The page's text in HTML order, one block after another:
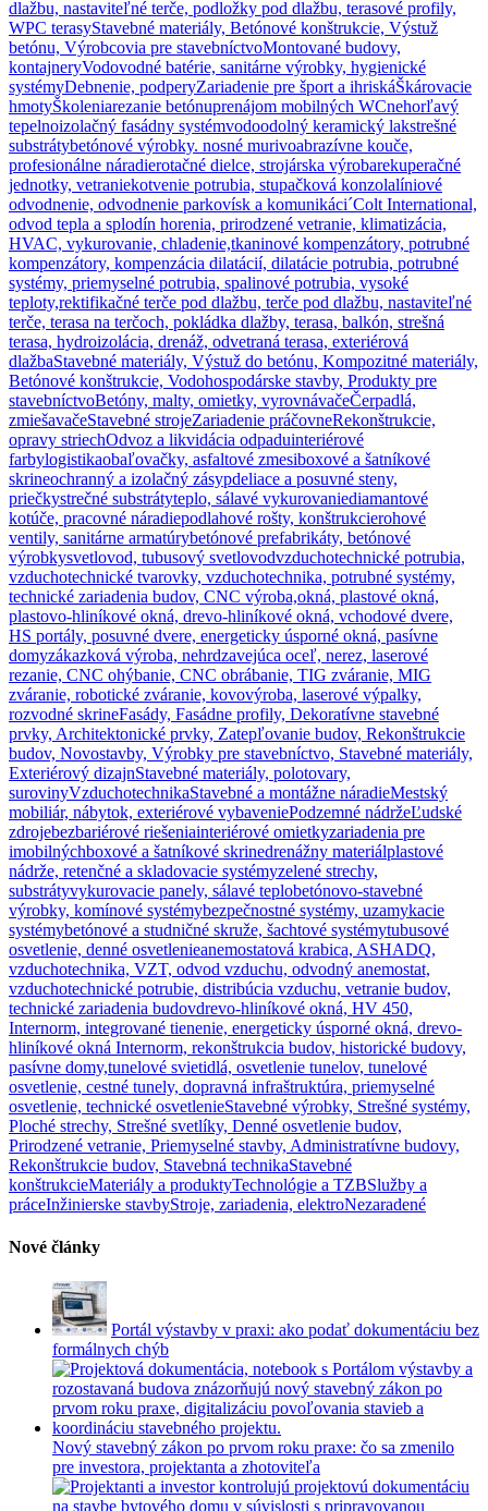
dlažbu, nastaviteľné terče, podložky pod dlažbu, terasové profily,
WPC terasyStavebné materiály, Betónové konštrukcie, Výstuž
betónu, Výrobcovia pre stavebníctvoMontované budovy,
kontajneryVodovodné batérie, sanitárne výrobky, hygienické
systémyDebnenie, podperyZariadenie pre šport a ihriskáŠkárovacie
hmotyŠkoleniarezanie betónuprenájom mobilných WCnehorľavý
tepelnoizolačný fasádny systémvodoodolný keramický lakstrešné
substrátybetónové výrobky. nosné murivoabrazívne kouče,
profesionálne náradierotačné dielce, strojárska výrobarekuperačné
jednotky, vetraniekotvenie potrubia, stupačková konzolalíniové
odvodnenie, odvodnenie parkovísk a komunikáci´Colt International,
odvod tepla a splodín horenia, prirodzené vetranie, klimatizácia,
HVAC, vykurovanie, chladenie,tkaninové kompenzátory, potrubné
kompenzátory, kompenzácia dilatácií, dilatácie potrubia, potrubné
systémy, priemyselné potrubia, spalinové potrubia, vysoké
teploty,rektifikačné terče pod dlažbu, terče pod dlažbu, nastaviteľné
terče, terasa na terčoch, pokládka dlažby, terasa, balkón, strešná
terasa, hydroizolácia, drenáž, odvetraná terasa, exteriérová
dlažbaStavebné materiály, Výstuž do betónu, Kompozitné materiály,
Betónové konštrukcie, Vodohospodárske stavby, Produkty pre
stavebníctvoBetóny, malty, omietky, vyrovnávačeČerpadlá,
zmiešavačeStavebné strojeZariadenie práčovneRekonštrukcie,
opravy striechOdvoz a likvidácia odpaduinteriérové
farbylogistikaobaľovačky, asfaltové zmesiboxové a šatníkové
skrineochranný a izolačný zásypdeliace a posuvné steny,
priečkystrečné substrátyteplo, sálavé vykurovaniediamantové
kotúče, pracovné náradiepodlahové rošty, konštrukcierohové
ventily, sanitárne armatúrybetónové prefabrikáty, betónové
výrobkysvetlovod, tubusový svetlovodvzduchotechnické potrubia,
vzduchotechnické tvarovky, vzduchotechnika, potrubné systémy,
technické zariadenia budov, CNC výroba,okná, plastové okná,
plastovo-hliníkové okná, drevo-hliníkové okná, vchodové dvere,
HS portály, posuvné dvere, energeticky úsporné okná, pasívne
domyzákazková výroba, nehrdzavejúca oceľ, nerez, laserové
rezanie, CNC ohýbanie, CNC obrábanie, TIG zváranie, MIG
zváranie, robotické zváranie, kovovýroba, laserové výpalky,
rozvodné skrineFasády, Fasádne profily, Dekoratívne stavebné
prvky, Architektonické prvky, Zatepľovanie budov, Rekonštrukcie
budov, Novostavby, Výrobky pre stavebníctvo, Stavebné materiály,
Exteriérový dizajnStavebné materiály, polotovary,
surovinyVzduchotechnikaStavebné a montážne náradieMestský
mobiliár, nábytok, exteriérové vybaveniePodzemné nádržeĽudské
zdrojebezbariérové riešeniainteriérové omietkyzariadenia pre
imobilnýchboxové a šatníkové skrinedrenážny materiálplastové
nádrže, retenčné a skladovacie systémyzelené strechy,
substrátyvykurovacie panely, sálavé teplobetónovo-stavebné
výrobky, komínové systémybezpečnostné systémy, uzamykacie
systémybetónové a studničné skruže, šachtové systémytubusové
osvetlenie, denné osvetlenieanemostatová krabica, ASHADQ,
vzduchotechnika, VZT, odvod vzduchu, odvodný anemostat,
vzduchotechnické potrubie, distribúcia vzduchu, vetranie budov,
technické zariadenia budovdrevo-hliníkové okná, HV 450,
Internorm, integrované tienenie, energeticky úsporné okná, drevo-
hliníkové okná Internorm, rekonštrukcia budov, historické budovy,
pasívne domy,tunelové svietidlá, osvetlenie tunelov, tunelové
osvetlenie, cestné tunely, dopravná infraštruktúra, priemyselné
osvetlenie, technické osvetlenieStavebné výrobky, Strešné systémy,
Ploché strechy, Strešné svetlíky, Denné osvetlenie budov,
Prirodzené vetranie, Priemyselné stavby, Administratívne budovy,
Rekonštrukcie budov, Stavebná technikaStavebné
konštrukcieMateriály a produktyTechnológie a TZBSlužby a
práceInžinierske stavbyStroje, zariadenia, elektroNezaradené
Nové články
Portál výstavby v praxi: ako podať dokumentáciu bez
formálnych chýb
Nový stavebný zákon po prvom roku praxe: čo sa zmenilo
pre investora, projektanta a zhotoviteľa